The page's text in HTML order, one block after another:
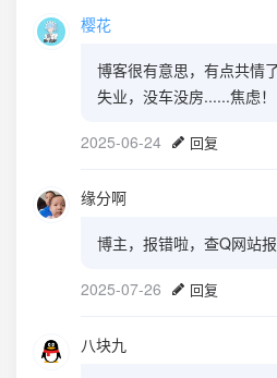
樱花
博客很有意思，有点共情
失业，没车没房......焦虑！
2025-06-24 回复
缘分啊
博主，报错啦，查Q网站
2025-07-26 回复
八块九